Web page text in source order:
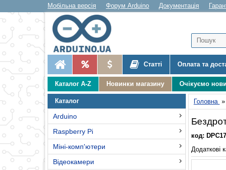
Мобільна версія Форум Arduino Документація
Статті Оплата та
Каталог A-Z Новинки магазину Очікуємо
Каталог
Arduino
Raspberry Pi
Міні-комп'ютери
Відеокамери
Головна »
код:
Додаткові